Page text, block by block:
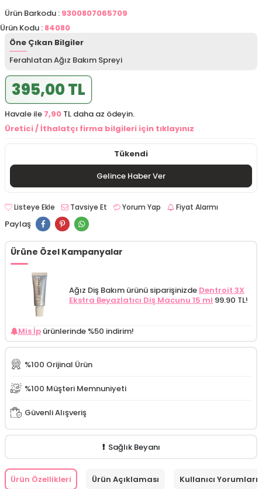
Ürün Barkodu : 9300807065709
Ürün Kodu : 84080
Öne Çıkan Bilgiler
Ferahlatan Ağız Bakım Spreyi
395,00 TL
Havale ile 7,90 TL daha az ödeyin.
Üretici / İthalatçı firma bilgileri için tıklayınız
Tükendi
Gelince Haber Ver
Listeye Ekle Tavsiye Et Yorum Yap Fiyat Alarmı
Paylaş
Ürüne Özel Kampanyalar
Ağız Diş Bakım ürünü siparişinizde Dentroit 3X
Ekstra Beyazlatıcı Diş Macunu 15 ml 99.90 TL!
Mis İp ürünlerinde %50 indirim!
%100 Orijinal Ürün
%100 Müşteri Memnuniyeti
Güvenli Alışveriş
Sağlık Beyanı
Ürün Özellikleri Ürün Açıklaması Kullanıcı Yorumları